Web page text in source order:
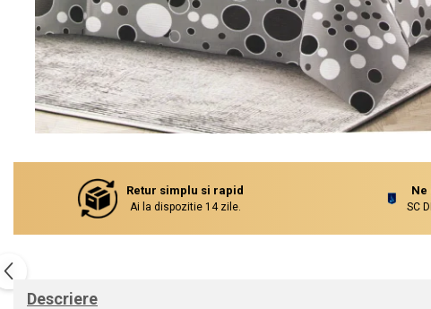
Retur simplu si rapid
Ai la dispozitie 14 zile.
Ne
SC
Descriere